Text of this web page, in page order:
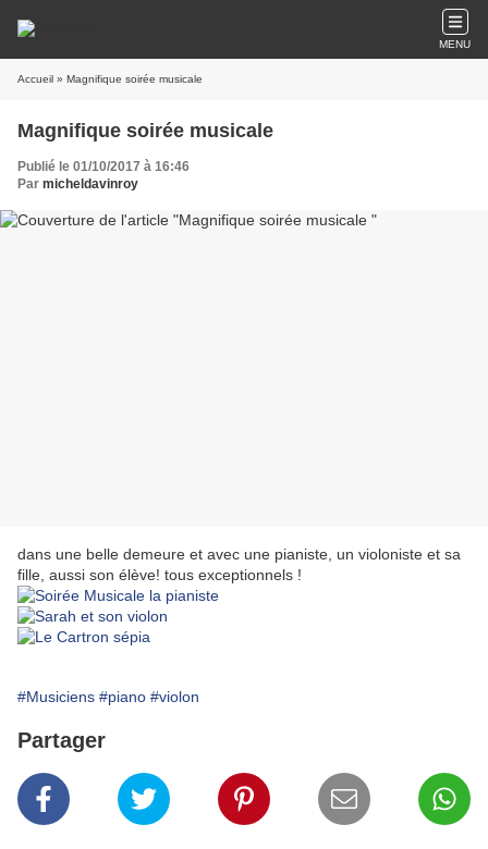
MENU
Accueil » Magnifique soirée musicale
Magnifique soirée musicale
Publié le 01/10/2017 à 16:46
Par micheldavinroy
dans une belle demeure et avec une pianiste, un violoniste et sa
fille, aussi son élève! tous exceptionnels !
#Musiciens #piano #violon
Partager